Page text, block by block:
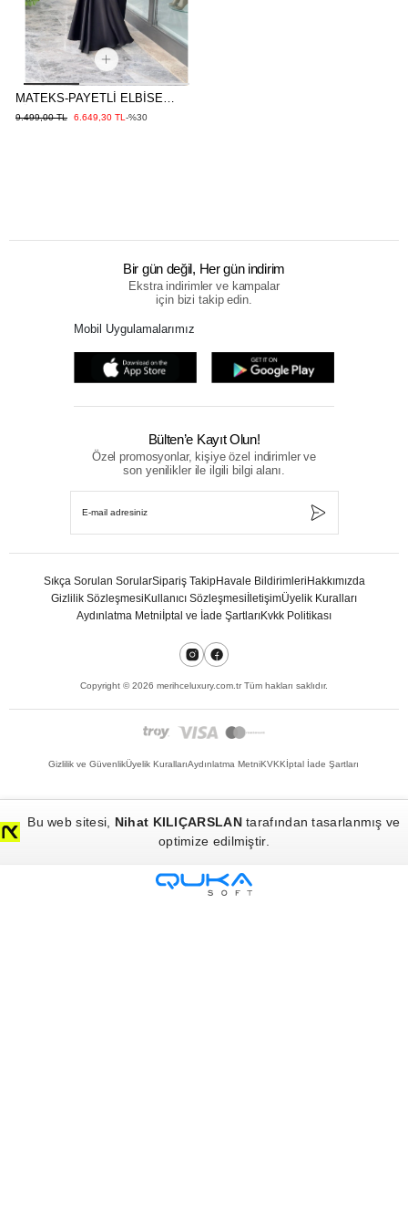
MATEKS-PAYETLİ ELBİSE
SİYAH
9.499,00 TL 6.649,30 TL -%30
Bir gün değil, Her gün indirim
Ekstra indirimler ve kampalar
için bizi takip edin.
Mobil Uygulamalarımız
Bülten’e Kayıt Olun!
Özel promosyonlar, kişiye özel indirimler ve
son yenilikler ile ilgili bilgi alanı.
Sıkça Sorulan SorularSipariş TakipHavale BildirimleriHakkımızda
Gizlilik SözleşmesiKullanıcı SözleşmesiİletişimÜyelik Kuralları
Aydınlatma Metniİptal ve İade ŞartlarıKvkk Politikası
Copyright ©2026 merihceluxury.com.tr Tüm hakları saklıdır.
Gizlilik ve GüvenlikÜyelik KurallarıAydınlatma MetniKVKKİptal İade Şartları
Bu web sitesi, Nihat KILIÇARSLANtarafından tasarlanmış ve
optimize edilmiştir.